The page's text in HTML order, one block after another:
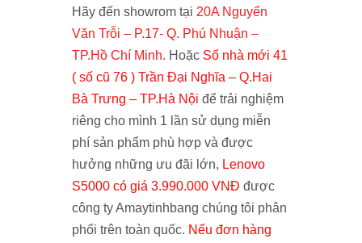
Hãy đến showrom tại 20A Nguyến
Văn Trỗi – P.17- Q. Phú Nhuận –
TP.Hồ Chí Minh. Hoặc Số nhà mới 41
( số cũ 76 ) Trần Đại Nghĩa – Q.Hai
Bà Trưng – TP.Hà Nội để trải nghiệm
riêng cho mình 1 lần sử dụng miễn
phí sản phẩm phù hợp và được
hưởng những ưu đãi lớn, Lenovo
S5000 có giá 3.990.000 VNĐ được
công ty Amaytinhbang chúng tôi phân
phối trên toàn quốc. Nếu đơn hàng